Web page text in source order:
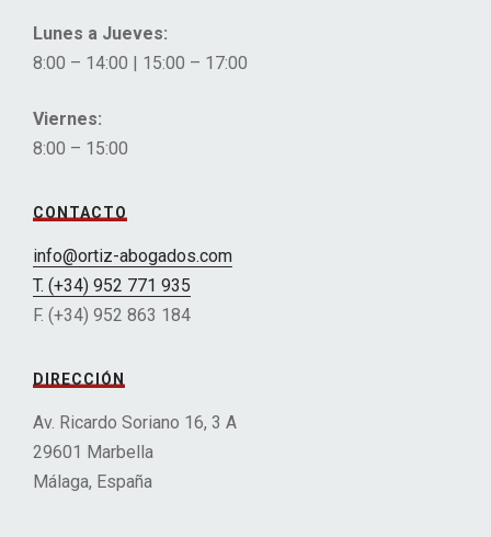
Lunes a Jueves:
8:00 – 14:00 | 15:00 – 17:00
Viernes:
8:00 – 15:00
CONTACTO
info@ortiz-abogados.com
T. (+34) 952 771 935
F. (+34) 952 863 184
DIRECCIÓN
Av. Ricardo Soriano 16, 3 A
29601 Marbella
Málaga, España